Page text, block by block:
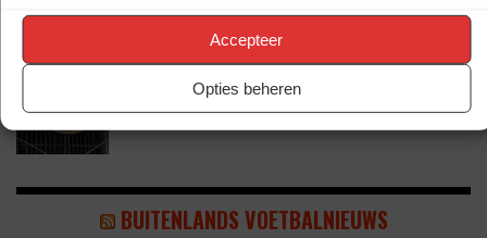
Accepteer
Opties beheren
SPELER ZIJN VOOR FEYENOORD’
BUITENLANDS VOETBALNIEUWS